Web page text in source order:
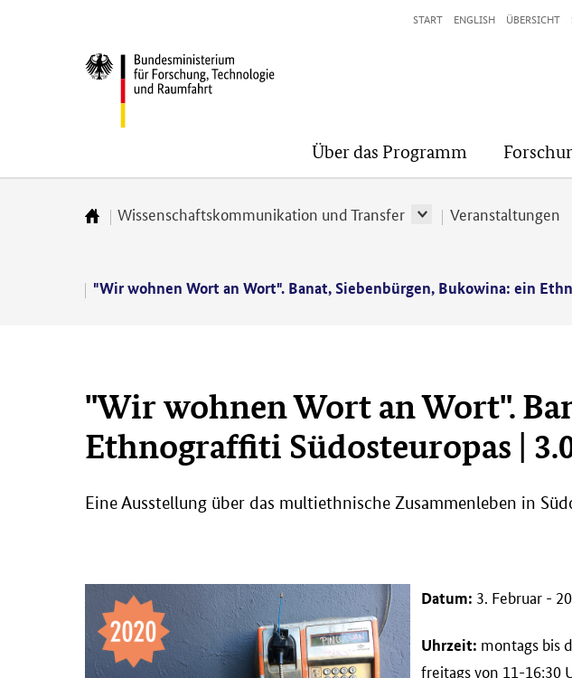
BMFTR
Über das Programm
START ENGLISH ÜBERSICHT
Zur
Wissenschaftskommunikation und Transfer Veranstaltungen
"Wir wohnen Wort an Wort". Banat, Siebenbürgen, Bukowina: ein
"Wir wohnen Wort an Wort".
Ethnograffiti Südosteuropas |
Eine Ausstellung über das multiethnische Zusammenleben in
Datum: 3. Februar -
Uhrzeit: montags bis
freitags von 11-16:30